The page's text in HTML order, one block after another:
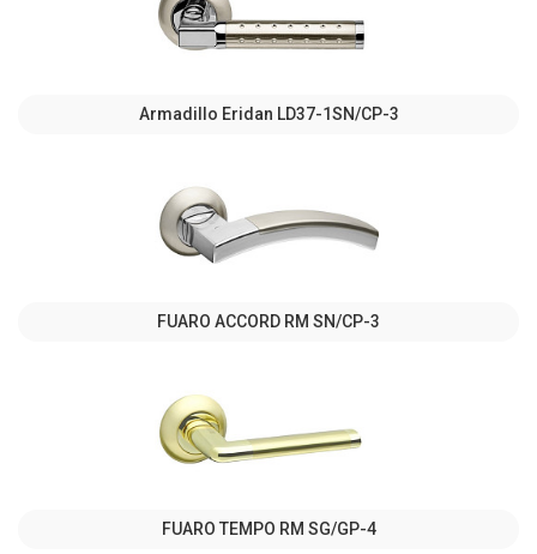
Armadillo Eridan LD37-1SN/CP-3
FUARO ACCORD RM SN/CP-3
FUARO TEMPO RM SG/GP-4